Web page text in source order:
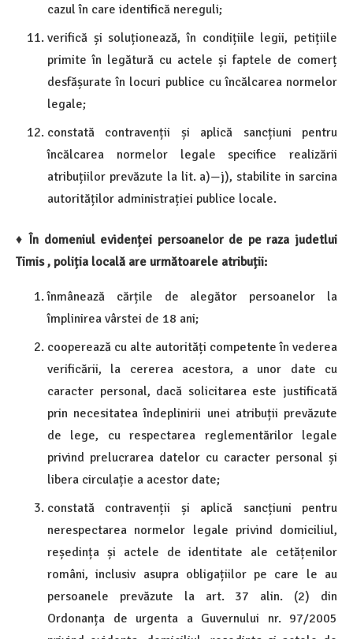
cazul în care identifică nereguli;
verifică și soluționează, în condițiile legii, petițiile
primite în legătură cu actele și faptele de comerț
desfășurate în locuri publice cu încălcarea normelor
legale;
constată contravenții și aplică sancțiuni pentru
încălcarea normelor legale specifice realizării
atribuțiilor prevăzute la lit. a)—j), stabilite in sarcina
autorităților administrației publice locale.
♦În domeniul evidenței persoanelor de pe raza judetlui
Timis , poliția locală are următoarele atribuții:
înmânează cărțile de alegător persoanelor la
împlinirea vârstei de 18 ani;
cooperează cu alte autorități competente în vederea
verificării, la cererea acestora, a unor date cu
caracter personal, dacă solicitarea este justificată
prin necesitatea îndeplinirii unei atribuții prevăzute
de lege, cu respectarea reglementărilor legale
privind prelucrarea datelor cu caracter personal și
libera circulație a acestor date;
constată contravenții și aplică sancțiuni pentru
nerespectarea normelor legale privind domiciliul,
reședința și actele de identitate ale cetățenilor
români, inclusiv asupra obligațiilor pe care le au
persoanele prevăzute la art. 37 alin. (2) din
Ordonanța de urgenta a Guvernului nr. 97/2005